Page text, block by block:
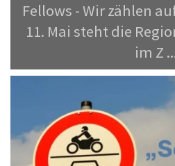
Fellows - Wir zählen
11. Mai steht die
im Z